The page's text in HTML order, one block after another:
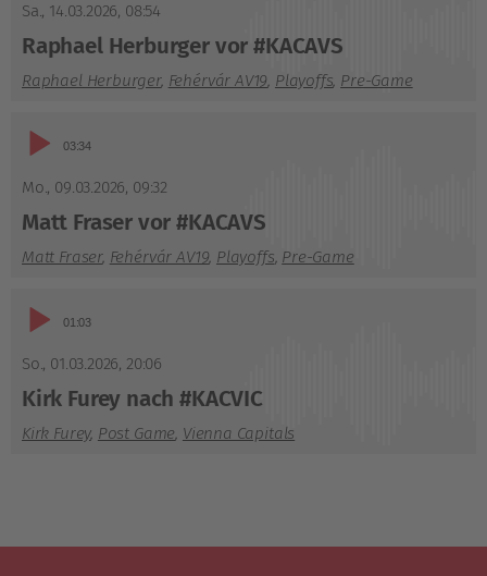
Sa., 14.03.2026, 08:54
Raphael Herburger vor #KACAVS
Raphael Herburger, Fehérvár AV19, Playoffs, Pre-Game
Audio-03:34
Mo., 09.03.2026, 09:32
Matt Fraser vor #KACAVS
Matt Fraser, Fehérvár AV19, Playoffs, Pre-Game
Audio-01:03
So., 01.03.2026, 20:06
Kirk Furey nach #KACVIC
Kirk Furey, Post Game, Vienna Capitals